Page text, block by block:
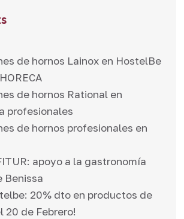
de hornos Lainox en HostelBe
de hornos Rational en
profesionales
de hornos profesionales en
apoyo a la gastronomía
Benissa
20% dto en productos de
20 de Febrero!